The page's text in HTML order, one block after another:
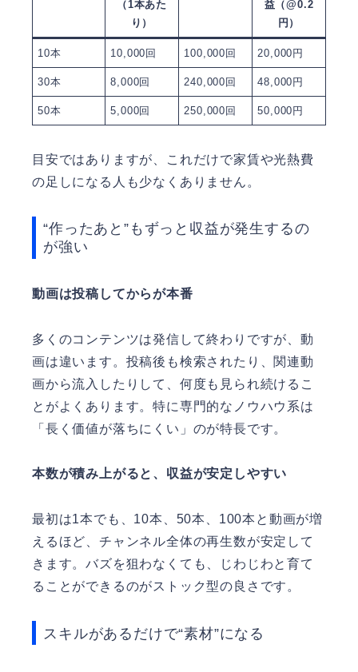
（1本あた
り）
益（@0.2
円）
10本 10,000回 100,000回 20,000円
30本 8,000回 240,000回 48,000円
50本 5,000回 250,000回 50,000円
目安ではありますが、これだけで家賃や光熱費
の足しになる人も少なくありません。
“作ったあと”もずっと収益が発生するの
が強い
動画は投稿してからが本番
多くのコンテンツは発信して終わりですが、動
画は違います。投稿後も検索されたり、関連動
画から流入したりして、何度も見られ続けるこ
とがよくあります。特に専門的なノウハウ系は
「長く価値が落ちにくい」のが特長です。
本数が積み上がると、収益が安定しやすい
最初は1本でも、10本、50本、100本と動画が増
えるほど、チャンネル全体の再生数が安定して
きます。バズを狙わなくても、じわじわと育て
ることができるのがストック型の良さです。
スキルがあるだけで“素材”になる